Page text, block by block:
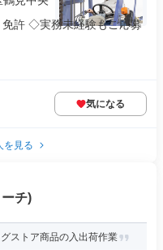
免許 ◇実務未経験もご応募
気になる
を見る
チ)
ストア商品の入出荷作業